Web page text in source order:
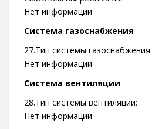
Нет информации
Система газоснабжения
27.Тип системы газоснабжения:
Нет информации
Система вентиляции
28.Тип системы вентиляции:
Нет информации